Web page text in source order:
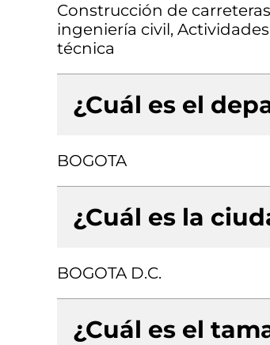
Construcción de
ingeniería civil,
técnica
¿Cuál es el
BOGOTA
¿Cuál es la
BOGOTA D.C.
¿Cuál es el